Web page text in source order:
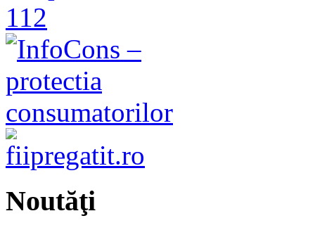
Noutăţi